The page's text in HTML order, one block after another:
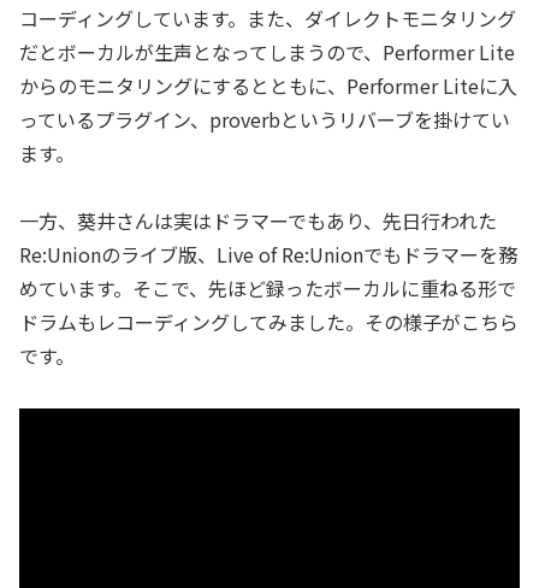
コーディングしています。また、ダイレクトモニタリング
だとボーカルが生声となってしまうので、Performer Lite
からのモニタリングにするとともに、Performer Liteに入
っているプラグイン、proverbというリバーブを掛けてい
ます。
一方、葵井さんは実はドラマーでもあり、先日行われた
Re:Unionのライブ版、Live of Re:Unionでもドラマーを務
めています。そこで、先ほど録ったボーカルに重ねる形で
ドラムもレコーディングしてみました。その様子がこちら
です。